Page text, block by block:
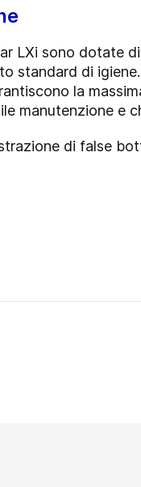
LXi sono dotate
standard di
la
manutenzione e
di false